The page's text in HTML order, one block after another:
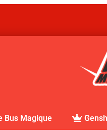
Bus Magique